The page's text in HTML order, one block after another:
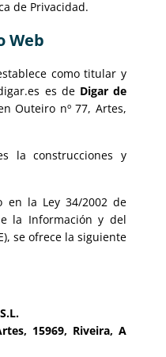
de Privacidad.
Web
como titular y
es de Digar de
Outeiro nº 77, Artes,
la construcciones y
en la Ley 34/2002 de
la Información y del
se ofrece la siguiente
15969, Riveira, A